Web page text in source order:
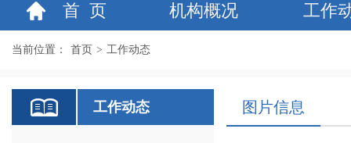
首 页 机构概况 工作
当前位置： 首页 > 工作动态
工作动态 图片信息